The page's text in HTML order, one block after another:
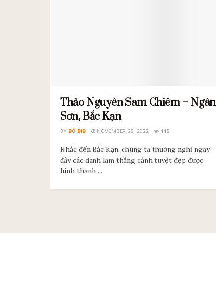
Thảo Nguyên Sam Chiêm – Ngân
Sơn, Bắc Kạn
BY BỐ BIB NOVEMBER 25, 2022 445
Nhắc đến Bắc Kạn, chúng ta thường nghĩ ngay
đây các danh lam thắng cảnh tuyệt đẹp được
hình thành ...